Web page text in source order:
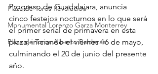
Plaza de Toros Revolución
Monumental Lorenzo Garza Monterrey
Plaza de Toros Alberto Balderas
Progreso de Guadalajara, anuncia
cinco festejos nocturnos en lo que será
el primer serial de primavera en esta
plaza, iniciando el viernes 16 de mayo,
culminando el 20 de junio del presente
año.